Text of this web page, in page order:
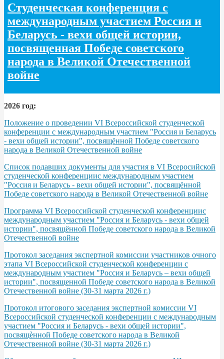
Студенческая конференция с
международным участием Россия и
Беларусь - вехи общей истории,
посвященная Победе советского
народа в Великой Отечественной
войне
2026 год:
Положение о проведении VI Всероссийской студенческой
конференции с международным участием "Россия и Беларусь
- вехи общей истории", посвящённой Победе советского
народа в Великой Отечественной войне
Список подавших документы для участия в VI Всеросийской
студенческой конференциис международным участием
"Россия и Беларусь - вехи общей истории", посвящённой
Победе советского народа в Великой Отечественной войне
Программа VІ Всероссийской студенческой конференциис
международным участием "Россия и Беларусь - вехи общей
истории", посвящённой Победе советского народа в Великой
Отечественной войне
Протокол заседания экспертной комиссии участников очного
этапа VI Всероссийской студенческой конференции с
международным участием "Россия и Беларусь – вехи общей
истории", посвященной Победе советского народа в Великой
Отечественной войне (30-31 марта 2026 г.)
Протокол итогового заседания экспертной комиссии VI
Всероссийской студенческой конференции с международным
участием "Россия и Беларусь - вехи общей истории",
посвящѐнной Победе советского народа в Великой
Отечественной войне (30-31 марта 2026 г.)